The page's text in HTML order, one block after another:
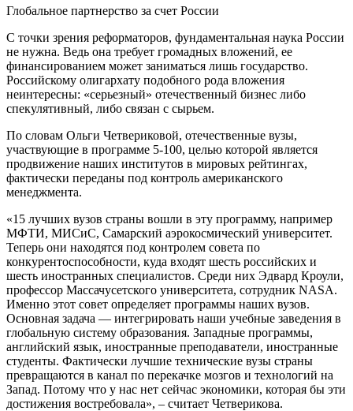
Глобальное партнерство за счет России
С точки зрения реформаторов, фундаментальная наука России
не нужна. Ведь она требует громадных вложений, ее
финансированием может заниматься лишь государство.
Российскому олигархату подобного рода вложения
неинтересны: «серьезный» отечественный бизнес либо
спекулятивный, либо связан с сырьем.
По словам Ольги Четвериковой, отечественные вузы,
участвующие в программе 5-100, целью которой является
продвижение наших институтов в мировых рейтингах,
фактически переданы под контроль американского
менеджмента.
«15 лучших вузов страны вошли в эту программу, например
МФТИ, МИСиС, Самарский аэрокосмический университет.
Теперь они находятся под контролем совета по
конкурентоспособности, куда входят шесть российских и
шесть иностранных специалистов. Среди них Эдвард Кроули,
профессор Массачусетского университета, сотрудник NASA.
Именно этот совет определяет программы наших вузов.
Основная задача — интегрировать наши учебные заведения в
глобальную систему образования. Западные программы,
английский язык, иностранные преподаватели, иностранные
студенты. Фактически лучшие технические вузы страны
превращаются в канал по перекачке мозгов и технологий на
Запад. Потому что у нас нет сейчас экономики, которая бы эти
достижения востребовала», – считает Четверикова.